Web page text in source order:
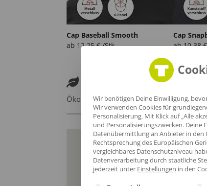
Cap Baseball Smooth
ab 12,25€ /Stk.
Cap
ab10,38€
Ökologische Produkte mit Bio-
Wir benötigen Deine Einwilligung,
Wir verwenden Cookies für
Personalisierung. Mit Klick auf „Alle
und Personalisierungszwecken. Deine
Datenübermittlung an Anbieter in den
Rechtsprechung des Europäischen
vergleichbares Datenschutzniveau
Datenverarbeitung durch staatliche
jederzeit unter Einstellungen in den